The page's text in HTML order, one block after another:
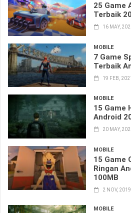
25 Game
Terbaik
16 MAY,
MOBILE
7 Game
Terbaik
19 FEB, 2021
MOBILE
15 Game
Android
20 MAY,
MOBILE
15 Game
Ringan
100MB
2 NOV, 2019
MOBILE